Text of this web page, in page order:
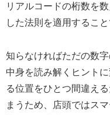
リアルコードの桁数を
した法則を適用すること
知らなければただの数
中身を読み解くヒント
る位置をひとつ間違え
まうため、店頭ではス